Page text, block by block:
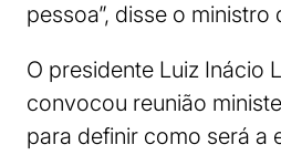
pessoa”, disse o ministro
O presidente Luiz Inácio
convocou reunião
para definir como será a